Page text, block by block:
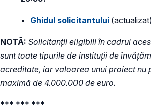
Ghidul solicitantului
NOTĂ: Solicitanții eligibili în cadrul
sunt toate tipurile de instituţii de
acreditate, iar valoarea unui proiect nu
maximă de 4.000.000 de euro.
*** *** ***